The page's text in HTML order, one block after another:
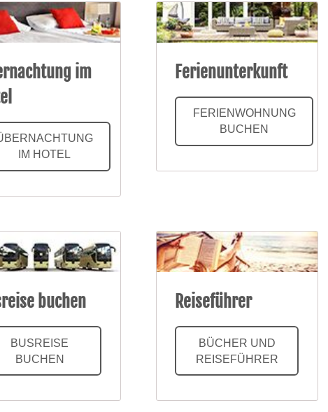
im
IM HOTEL
Ferienunterkunft
FERIENWOHNUNG
BUCHEN
buchen
BUSREISE
BUCHEN
Reiseführer
BÜCHER UND
REISEFÜHRER